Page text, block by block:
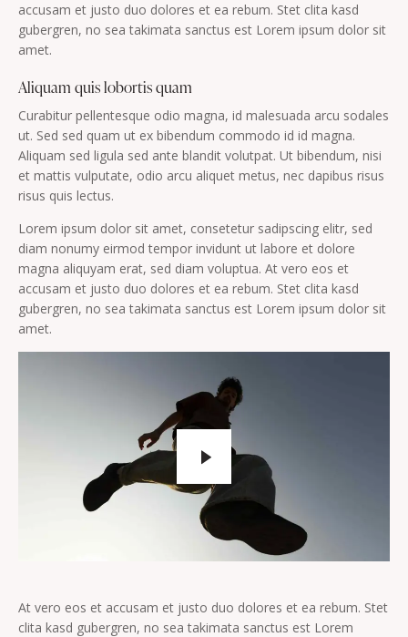
accusam et justo duo dolores et ea rebum. Stet clita kasd
gubergren, no sea takimata sanctus est Lorem ipsum dolor sit
amet.
Aliquam quis lobortis quam
Curabitur pellentesque odio magna, id malesuada arcu sodales
ut. Sed sed quam ut ex bibendum commodo id id magna.
Aliquam sed ligula sed ante blandit volutpat. Ut bibendum, nisi
et mattis vulputate, odio arcu aliquet metus, nec dapibus risus
risus quis lectus.
Lorem ipsum dolor sit amet, consetetur sadipscing elitr, sed
diam nonumy eirmod tempor invidunt ut labore et dolore
magna aliquyam erat, sed diam voluptua. At vero eos et
accusam et justo duo dolores et ea rebum. Stet clita kasd
gubergren, no sea takimata sanctus est Lorem ipsum dolor sit
amet.
At vero eos et accusam et justo duo dolores et ea rebum. Stet
clita kasd gubergren, no sea takimata sanctus est Lorem